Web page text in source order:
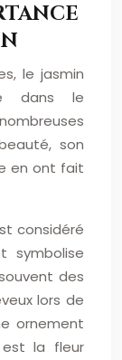
le jasmin
dans le
son
en ont fait
considéré
symbolise
des
lors de
ornement
est la fleur